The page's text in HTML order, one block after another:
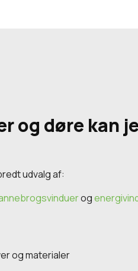
og døre kan
udvalg af:
og
og materialer